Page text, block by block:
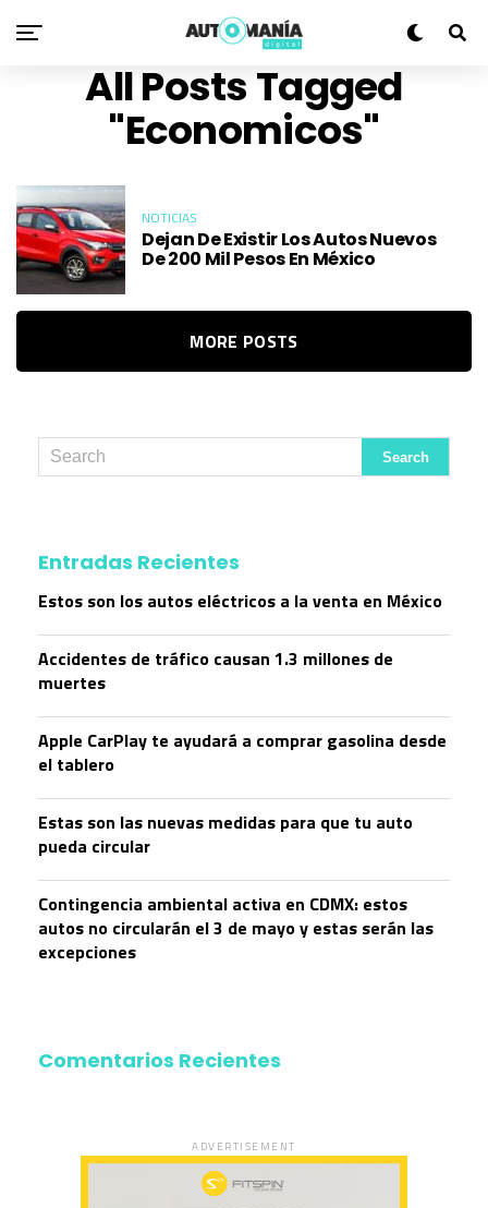
All Posts Tagged
"economicos"
NOTICIAS
Dejan De Existir Los Autos Nuevos
De 200 Mil Pesos En México
MORE POSTS
Entradas Recientes
Estos son los autos eléctricos a la venta en México
Accidentes de tráfico causan 1.3 millones de
muertes
Apple CarPlay te ayudará a comprar gasolina desde
el tablero
Estas son las nuevas medidas para que tu auto
pueda circular
Contingencia ambiental activa en CDMX: estos
autos no circularán el 3 de mayo y estas serán las
excepciones
Comentarios Recientes
ADVERTISEMENT